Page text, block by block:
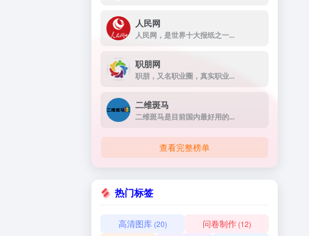
人民网
人民网，是世界十大报纸之一...
职朋网
职朋，又名职业圈，真实职业...
二维斑马
二维斑马是目前国内最好用的...
查看完整榜单
热门标签
高清图库(20) 问卷制作(12)